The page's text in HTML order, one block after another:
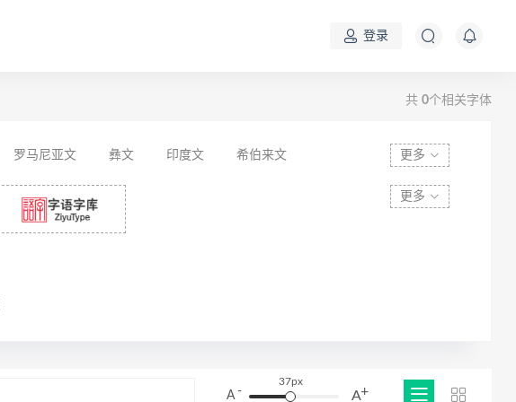
登录
共 0个相关字体
罗马尼亚文 彝文 印度文 希伯来文 更多
更多
37px
A - A+